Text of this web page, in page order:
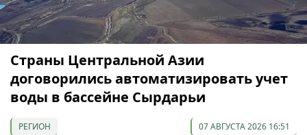
Страны Центральной Азии
договорились автоматизировать учет
воды в бассейне Сырдарьи
РЕГИОН 07 АВГУСТА 2026 16:51